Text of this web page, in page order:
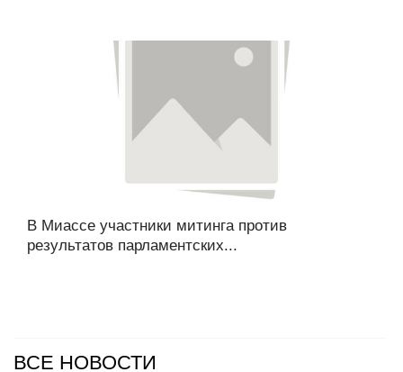
В Миассе участники митинга против
результатов парламентских...
ВСЕ НОВОСТИ